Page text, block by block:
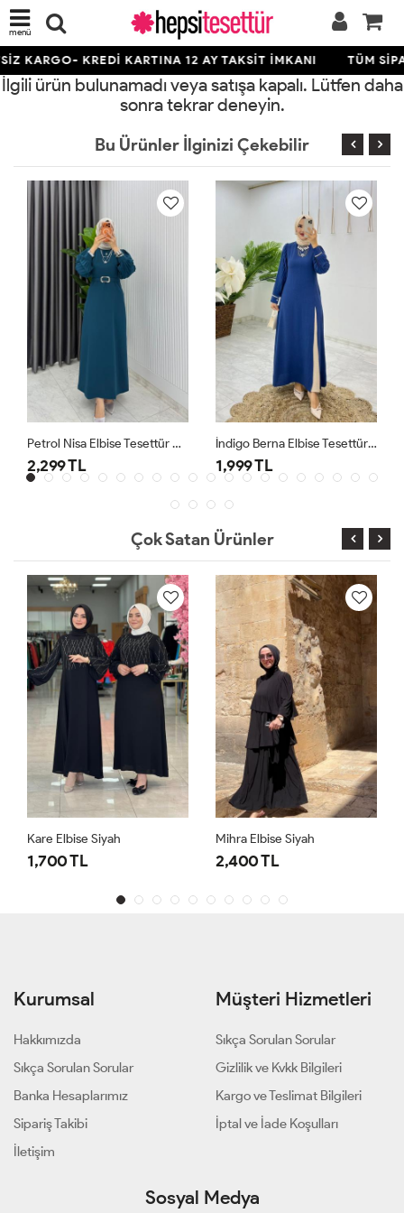
menü
KARGO- KREDİ KARTINA 12 AY TAKSİT İMKANI TÜM
İlgili ürün bulunamadı veya satışa kapalı. Lütfen daha
sonra tekrar deneyin.
Bu Ürünler İlginizi Çekebilir
Petrol Nisa Elbise Tesettür Giyim
2,299 TL
İndigo Berna Elbise Tesettür Giyim
1,999 TL
Çok Satan Ürünler
Kare Elbise Siyah
1,700 TL
Mihra Elbise Siyah
2,400 TL
Kurumsal
Hakkımızda
Sıkça Sorulan Sorular
Banka Hesaplarımız
Sipariş Takibi
İletişim
Müşteri Hizmetleri
Sıkça Sorulan Sorular
Gizlilik ve Kvkk Bilgileri
Kargo ve Teslimat Bilgileri
İptal ve İade Koşulları
Sosyal Medya